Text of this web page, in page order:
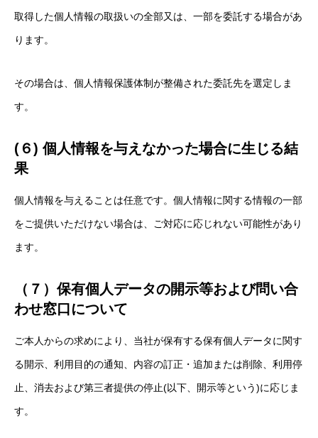
取得した個人情報の取扱いの全部又は、一部を委託する場合があ
ります。
その場合は、個人情報保護体制が整備された委託先を選定しま
す。
(６) 個人情報を与えなかった場合に生じる結
果
個人情報を与えることは任意です。個人情報に関する情報の一部
をご提供いただけない場合は、ご対応に応じれない可能性があり
ます。
（７）保有個人データの開示等および問い合
わせ窓口について
ご本人からの求めにより、当社が保有する保有個人データに関す
る開示、利用目的の通知、内容の訂正・追加または削除、利用停
止、消去および第三者提供の停止(以下、開示等という)に応じま
す。